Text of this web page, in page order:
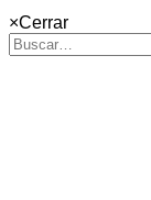
×Cerrar